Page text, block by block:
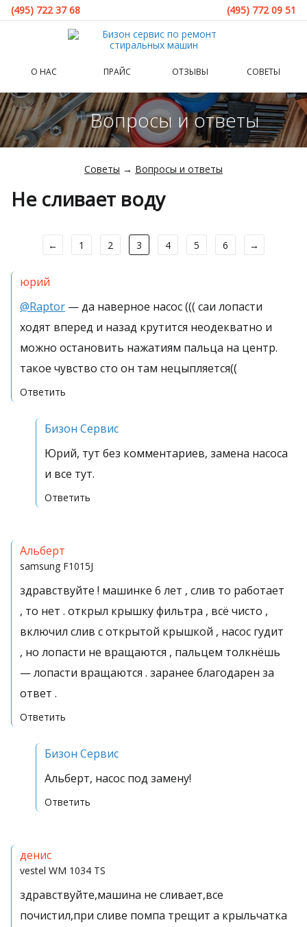
(495) 722 37 68 (495) 772 09 51
О НАС ПРАЙС ОТЗЫВЫ СОВЕТЫ
Вопросы и ответы
Советы → Вопросы и ответы
Не сливает воду
← 1 2 3 4 5 6 →
юрий
@Raptor — да наверное насос ((( саи лопасти
ходят вперед и назад крутится неодекватно и
можно остановить нажатиям пальца на центр.
такое чувство сто он там нецыпляется((
Ответить
Бизон Сервис
Юрий, тут без комментариев, замена насоса
и все тут.
Ответить
Альберт
samsung F1015J
здравствуйте ! машинке 6 лет , слив то работает
, то нет . открыл крышку фильтра , всё чисто ,
включил слив с открытой крышкой , насос гудит
, но лопасти не вращаются , пальцем толкнёшь
— лопасти вращаются . заранее благодарен за
ответ .
Ответить
Бизон Сервис
Альберт, насос под замену!
Ответить
денис
vestel WM 1034 TS
здравствуйте,машина не сливает,все
почистил,при сливе помпа трещит а крыльчатка